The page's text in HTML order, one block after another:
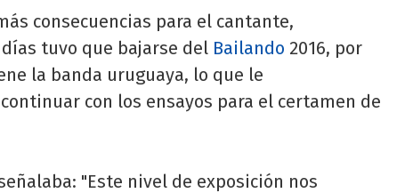
consecuencias para el cantante,
tuvo que bajarse del Bailando 2016, por
la banda uruguaya, lo que le
con los ensayos para el certamen de
"Este nivel de exposición nos